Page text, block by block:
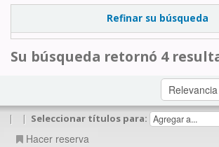
Refinar su búsqueda
Su búsqueda retornó 4
| | Seleccionar títulos para:
Hacer reserva